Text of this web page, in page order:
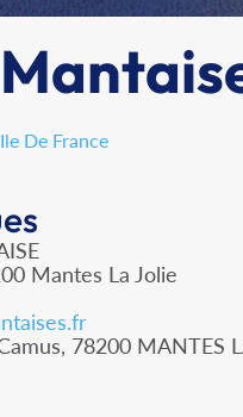
De France
Mantes La Jolie
78200 MANTES